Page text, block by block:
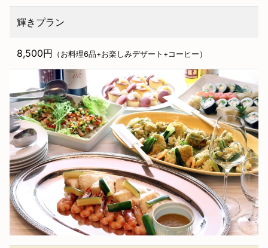
輝きプラン
8,500円 （お料理6品+お楽しみデザート+コーヒー）